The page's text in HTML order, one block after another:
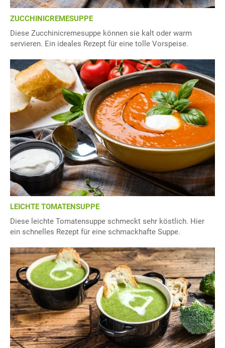
ZUCCHINICREMESUPPE
Diese Zucchinicremesuppe können sie kalt oder warm
servieren. Ein ideales Rezept für eine tolle Vorspeise.
LEICHTE TOMATENSUPPE
Diese leichte Tomatensuppe schmeckt sehr köstlich. Hier
ein schnelles Rezept für eine schmackhafte Suppe.